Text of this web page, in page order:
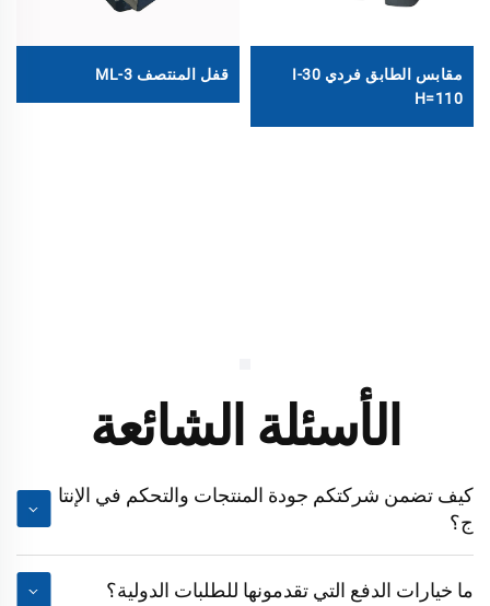
مقابس الطابق فردي I-30
H=110
قفل المنتصف ML-3
الأسئلة الشائعة
كيف تضمن شركتكم جودة المنتجات والتحكم في الإنتا
ج؟
ما خيارات الدفع التي تقدمونها للطلبات الدولية؟